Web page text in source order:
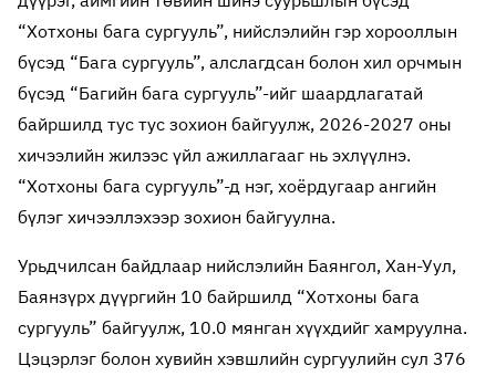
“Хотхоны бага сургууль”, нийслэлийн гэр хорооллын
бүсэд “Бага сургууль”, алслагдсан болон хил орчмын
бүсэд “Багийн бага сургууль”-ийг шаардлагатай
байршилд тус тус зохион байгуулж, 2026-2027 оны
хичээлийн жилээс үйл ажиллагааг нь эхлүүлнэ.
“Хотхоны бага сургууль”-д нэг, хоёрдугаар ангийн
бүлэг хичээллэхээр зохион байгуулна.
Урьдчилсан байдлаар нийслэлийн Баянгол, Хан-Уул,
Баянзүрх дүүргийн 10 байршилд “Хотхоны бага
сургууль” байгуулж, 10.0 мянган хүүхдийг хамруулна.
Цэцэрлэг болон хувийн хэвшлийн сургуулийн сул 376